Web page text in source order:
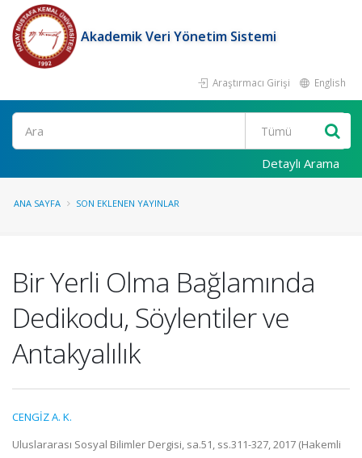
Akademik Veri Yönetim Sistemi
Araştırmacı Girişi English
Ara
Detaylı Arama
ANA SAYFA SON EKLENEN YAYINLAR
Bir Yerli Olma Bağlamında
Dedikodu, Söylentiler ve
Antakyalılık
CENGİZ A. K.
Uluslararası Sosyal Bilimler Dergisi, sa.51, ss.311-327, 2017 (Hakemli